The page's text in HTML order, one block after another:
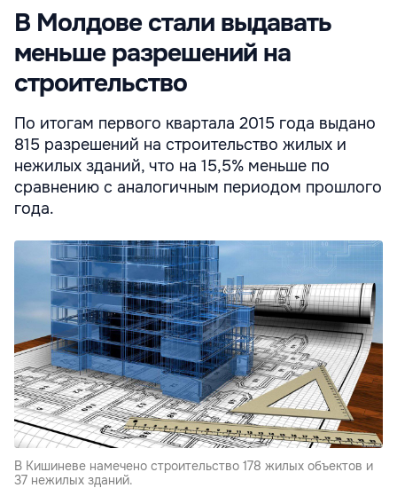
В Молдове стали выдавать
меньше разрешений на
строительство
По итогам первого квартала 2015 года выдано
815 разрешений на строительство жилых и
нежилых зданий, что на 15,5% меньше по
сравнению с аналогичным периодом прошлого
года.
В Кишиневе намечено строительство 178 жилых объектов и
37 нежилых зданий.